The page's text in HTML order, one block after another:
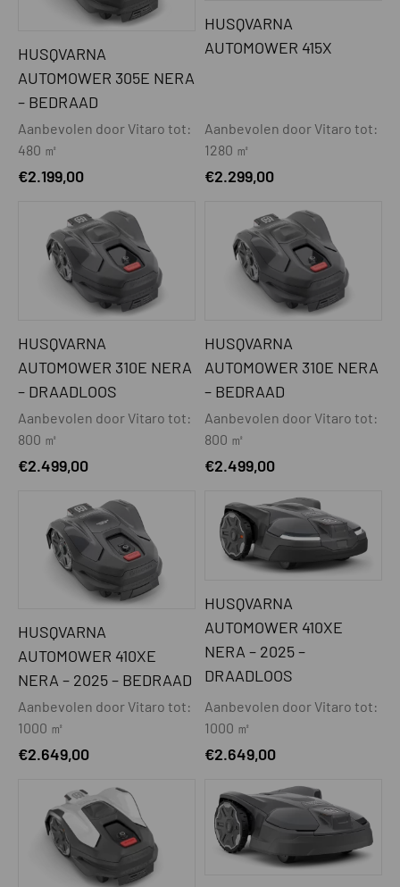
HUSQVARNA
AUTOMOWER 305E NERA
– BEDRAAD
Aanbevolen door Vitaro tot:
480 ㎡
€2.199,00
HUSQVARNA
AUTOMOWER 415X
Aanbevolen door Vitaro tot:
1280 ㎡
€2.299,00
HUSQVARNA
AUTOMOWER 310E NERA
– DRAADLOOS
Aanbevolen door Vitaro tot:
800 ㎡
€2.499,00
HUSQVARNA
AUTOMOWER 310E NERA
– BEDRAAD
Aanbevolen door Vitaro tot:
800 ㎡
€2.499,00
HUSQVARNA
AUTOMOWER 410XE
NERA – 2025 – BEDRAAD
Aanbevolen door Vitaro tot:
1000 ㎡
€2.649,00
HUSQVARNA
AUTOMOWER 410XE
NERA – 2025 –
DRAADLOOS
Aanbevolen door Vitaro tot:
1000 ㎡
€2.649,00